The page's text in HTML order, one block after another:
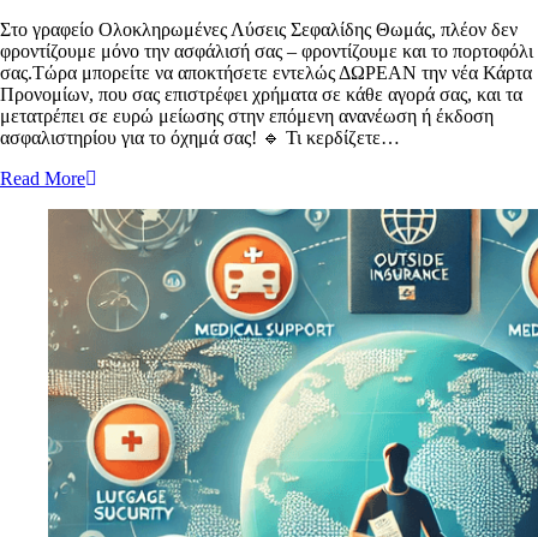
Στο γραφείο Ολοκληρωμένες Λύσεις Σεφαλίδης Θωμάς, πλέον δεν
φροντίζουμε μόνο την ασφάλισή σας – φροντίζουμε και το πορτοφόλι
σας.Τώρα μπορείτε να αποκτήσετε εντελώς ΔΩΡΕΑΝ την νέα Κάρτα
Προνoμίων, που σας επιστρέφει χρήματα σε κάθε αγορά σας, και τα
μετατρέπει σε ευρώ μείωσης στην επόμενη ανανέωση ή έκδοση
ασφαλιστηρίου για το όχημά σας! 🔹 Τι κερδίζετε…
Read More